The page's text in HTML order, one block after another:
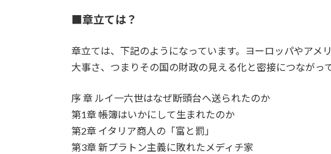
■章立ては？
章立ては、下記のようになっています。ヨーロッパやアメ
大事さ、つまりその国の財政の見える化と密接につながっ
序 章 ルイ一六世はなぜ断頭台へ送られたのか
第1章 帳簿はいかにして生まれたのか
第2章 イタリア商人の「富と罰」
第3章 新プラトン主義に敗れたメディチ家